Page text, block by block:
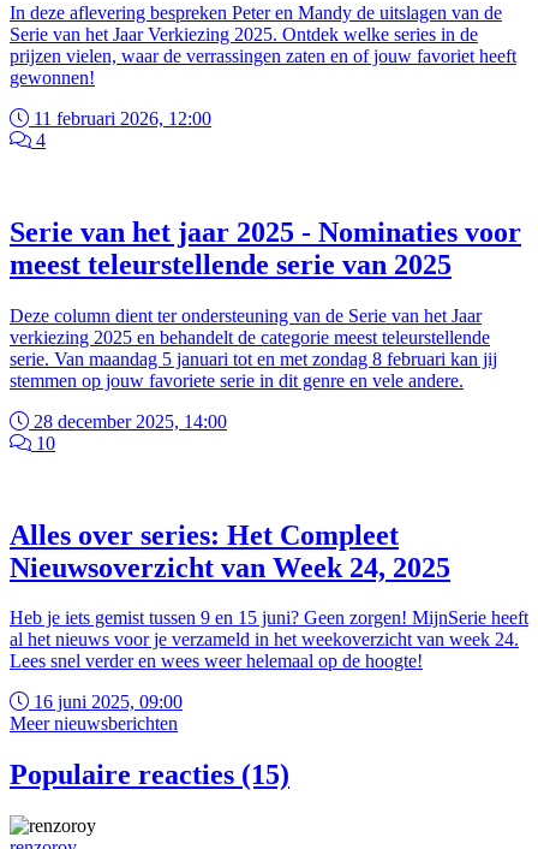
In deze aflevering bespreken Peter en Mandy de uitslagen van de
Serie van het Jaar Verkiezing 2025. Ontdek welke series in de
prijzen vielen, waar de verrassingen zaten en of jouw favoriet heeft
gewonnen!
11 februari 2026, 12:00
4
Serie van het jaar 2025 - Nominaties voor
meest teleurstellende serie van 2025
Deze column dient ter ondersteuning van de Serie van het Jaar
verkiezing 2025 en behandelt de categorie meest teleurstellende
serie. Van maandag 5 januari tot en met zondag 8 februari kan jij
stemmen op jouw favoriete serie in dit genre en vele andere.
28 december 2025, 14:00
10
Alles over series: Het Compleet
Nieuwsoverzicht van Week 24, 2025
Heb je iets gemist tussen 9 en 15 juni? Geen zorgen! MijnSerie heeft
al het nieuws voor je verzameld in het weekoverzicht van week 24.
Lees snel verder en wees weer helemaal op de hoogte!
16 juni 2025, 09:00
Meer nieuwsberichten
Populaire reacties (15)